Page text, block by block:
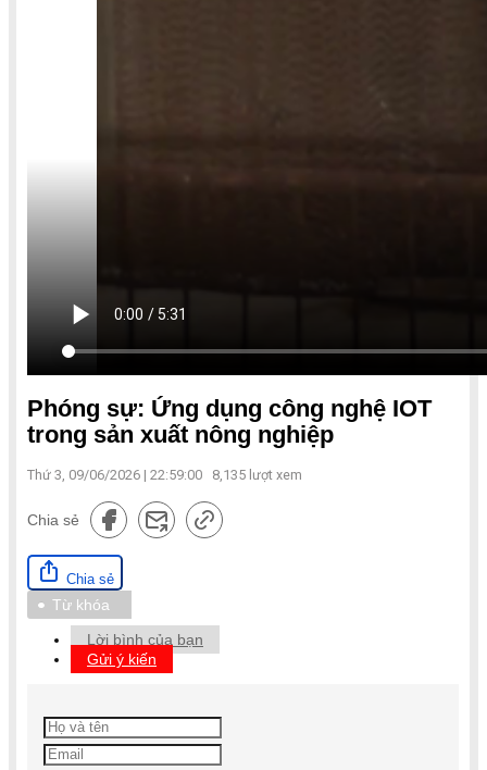
Phóng sự: Ứng dụng công nghệ IOT
trong sản xuất nông nghiệp
Thứ 3, 09/06/2026 | 22:59:00 8,135 lượt xem
Chia sẻ
Chia sẻ
Từ khóa
Lời bình của bạn
Gửi ý kiến